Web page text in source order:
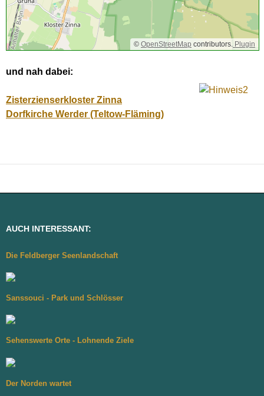
© OpenStreetMap contributors. Plugin
und nah dabei:
Zisterzienserkloster Zinna
Dorfkirche Werder (Teltow-Fläming)
AUCH INTERESSANT:
Die Feldberger Seenlandschaft
Sanssouci - Park und Schlösser
Sehenswerte Orte - Lohnende Ziele
Der Norden wartet